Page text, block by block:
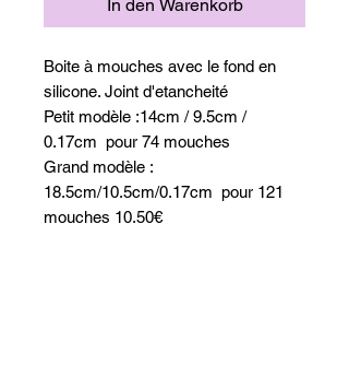
In den Warenkorb
Boite à mouches avec le fond en
silicone. Joint d'etancheité
Petit modèle :14cm / 9.5cm /
0.17cm pour 74 mouches
Grand modèle :
18.5cm/10.5cm/0.17cm pour 121
mouches 10.50€